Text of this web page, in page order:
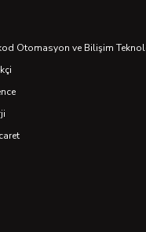
Otomasyon ve Bilişim